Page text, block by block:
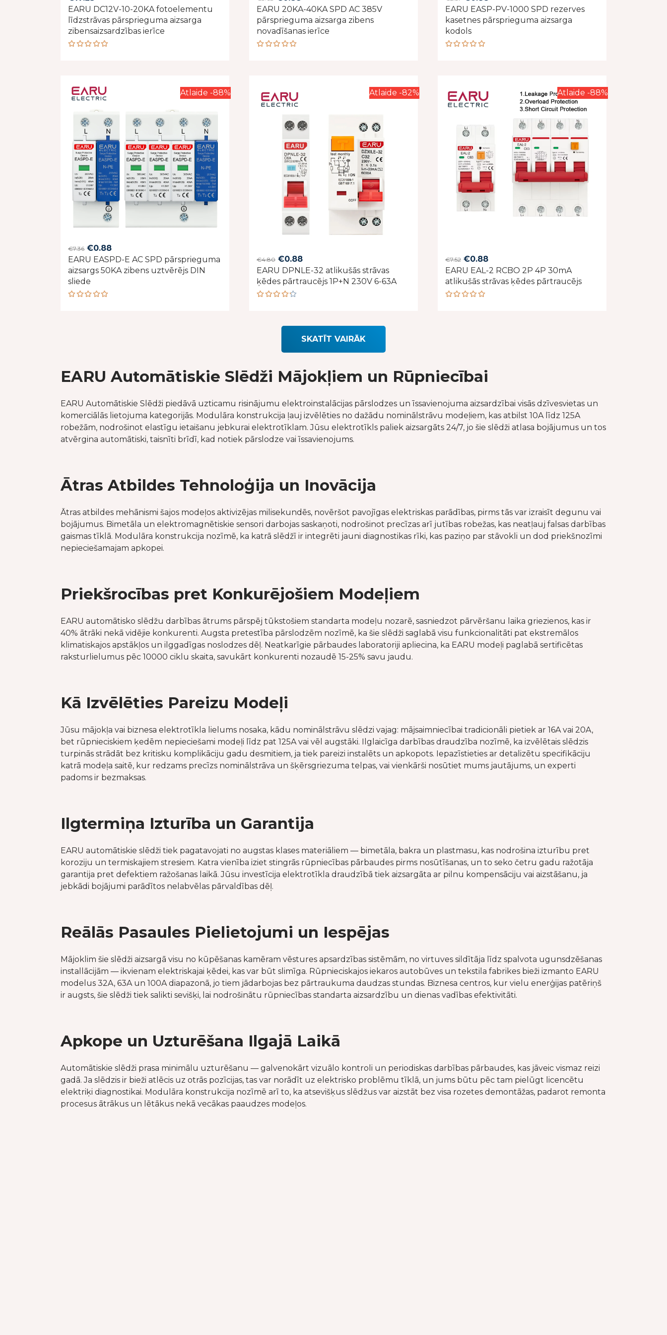
EARU DC12V-10-20KA fotoelementu
līdzstrāvas pārsprieguma aizsarga
zibensaizsardzības ierīce
price
was:
€3.68.
price
is:
€0.88.
EARU 20KA-40KA SPD AC 385V
pārsprieguma aizsarga zibens
novadīšanas ierīce
price
was:
€2.57.
price
is:
EARU EASP-PV-1000 SPD rezerves
kasetnes pārsprieguma aizsarga
kodols
Atlaide -88%
€7.36 Original
price
was:
€7.36.
€0.88Current
price
is:
EARU EASPD-E AC SPD pārsprieguma
aizsargs 50KA zibens uztvērējs DIN
sliede
Atlaide -82%
€4.80 Original
price
was:
€4.80.
€0.88Current
price
is:
EARU DPNLE-32 atlikušās strāvas
ķēdes pārtraucējs 1P+N 230V 6-63A
Atlaide -88%
€7.52 Original
price
was:
€7.52.
€0.88Current
price
is:
EARU EAL-2 RCBO 2P 4P 30mA
atlikušās strāvas ķēdes pārtraucējs
SKATĪT VAIRĀK
EARU Automātiskie Slēdži Mājokļiem un Rūpniecībai
EARU Automātiskie Slēdži piedāvā uzticamu risinājumu elektroinstalācijas pārslodzes un īssavienojuma aizsardzībai visās dzīvesvietas un
komerciālās lietojuma kategorijās. Modulāra konstrukcija ļauj izvēlēties no dažādu nominālstrāvu modeļiem, kas atbilst 10A līdz 125A
robežām, nodrošinot elastīgu ietaišanu jebkurai elektrotīklam. Jūsu elektrotīkls paliek aizsargāts 24/7, jo šie slēdži atlasa bojājumus un tos
atvērgina automātiski, taisnīti brīdī, kad notiek pārslodze vai īssavienojums.
Ātras Atbildes Tehnoloģija un Inovācija
Ātras atbildes mehānismi šajos modeļos aktivizējas milisekundēs, novēršot pavojīgas elektriskas parādības, pirms tās var izraisīt degunu vai
bojājumus. Bimetāla un elektromagnētiskie sensori darbojas saskaņoti, nodrošinot precīzas arī jutības robežas, kas neatļauj falsas darbības
gaismas tīklā. Modulāra konstrukcija nozīmē, ka katrā slēdžī ir integrēti jauni diagnostikas rīki, kas paziņo par stāvokli un dod priekšnozīmi
nepieciešamajam apkopei.
Priekšrocības pret Konkurējošiem Modeļiem
EARU automātisko slēdžu darbības ātrums pārspēj tūkstošiem standarta modeļu nozarē, sasniedzot pārvēršanu laika griezienos, kas ir
40% ātrāki nekā vidējie konkurenti. Augsta pretestība pārslodzēm nozīmē, ka šie slēdži saglabā visu funkcionalitāti pat ekstremālos
klimatiskajos apstākļos un ilggadīgas noslodzes dēļ. Neatkarīgie pārbaudes laboratoriji apliecina, ka EARU modeļi paglabā sertificētas
raksturlielumus pēc 10000 ciklu skaita, savukārt konkurenti nozaudē 15-25% savu jaudu.
Kā Izvēlēties Pareizu Modeļi
Jūsu mājokļa vai biznesa elektrotīkla lielums nosaka, kādu nominālstrāvu slēdzi vajag: mājsaimniecībai tradicionāli pietiek ar 16A vai 20A,
bet rūpnieciskiem ķedēm nepieciešami modeļi līdz pat 125A vai vēl augstāki. Ilglaicīga darbības draudzība nozīmē, ka izvēlētais slēdzis
turpinās strādāt bez kritisku komplikāciju gadu desmitiem, ja tiek pareizi instalēts un apkopots. Iepazīstieties ar detalizētu specifikāciju
katrā modeļa saitē, kur redzams precīzs nominālstrāva un šķērsgriezuma telpas, vai vienkārši nosūtiet mums jautājums, un experti
padoms ir bezmaksas.
Ilgtermiņa Izturība un Garantija
EARU automātiskie slēdži tiek pagatavojati no augstas klases materiāliem — bimetāla, bakra un plastmasu, kas nodrošina izturību pret
koroziju un termiskajiem stresiem. Katra vienība iziet stingrās rūpniecības pārbaudes pirms nosūtīšanas, un to seko četru gadu ražotāja
garantija pret defektiem ražošanas laikā. Jūsu investīcija elektrotīkla draudzībā tiek aizsargāta ar pilnu kompensāciju vai aizstāšanu, ja
jebkādi bojājumi parādītos nelabvēlas pārvaldības dēļ.
Reālās Pasaules Pielietojumi un Iespējas
Mājoklim šie slēdži aizsargā visu no kūpēšanas kamēram vēstures apsardzības sistēmām, no virtuves sildītāja līdz spalvota ugunsdzēšanas
installācijām — ikvienam elektriskajai ķēdei, kas var būt slimīga. Rūpnieciskajos iekaros autobūves un tekstila fabrikes bieži izmanto EARU
modelus 32A, 63A un 100A diapazonā, jo tiem jādarbojas bez pārtraukuma daudzas stundas. Biznesa centros, kur vielu enerģijas patēriņš
ir augsts, šie slēdži tiek salikti sevišķi, lai nodrošinātu rūpniecības standarta aizsardzību un dienas vadības efektivitāti.
Apkope un Uzturēšana Ilgajā Laikā
Automātiskie slēdži prasa minimālu uzturēšanu — galvenokārt vizuālo kontroli un periodiskas darbības pārbaudes, kas jāveic vismaz reizi
gadā. Ja slēdzis ir bieži atlēcis uz otrās pozīcijas, tas var norādīt uz elektrisko problēmu tīklā, un jums būtu pēc tam pielūgt licencētu
elektriķi diagnostikai. Modulāra konstrukcija nozīmē arī to, ka atsevišķus slēdžus var aizstāt bez visa rozetes demontāžas, padarot remonta
procesus ātrākus un lētākus nekā vecākas paaudzes modeļos.